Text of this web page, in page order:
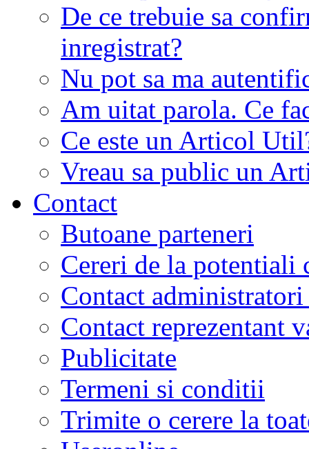
De ce trebuie sa
inregistrat?
Nu pot sa ma
Am uitat parola. Ce
Ce este un Articol
Vreau sa public un
Contact
Butoane parteneri
Cereri de la potentiali
Contact
Contact reprezentant
Publicitate
Termeni si conditii
Trimite o cerere la